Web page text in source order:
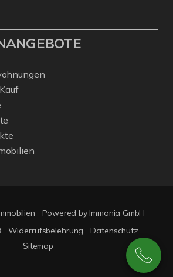
Powered by Immonia GmbH
Widerrufsbelehrung
Datenschutz
Sitemap